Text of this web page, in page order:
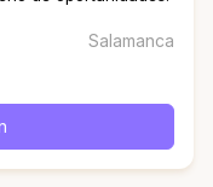
Salamanca